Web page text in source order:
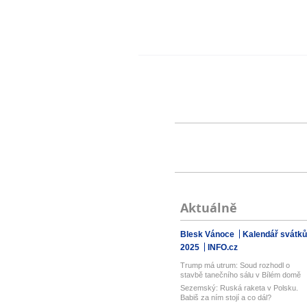
Aktuálně
Blesk Vánoce
Kalendář svátků
2025
INFO.cz
Trump má utrum: Soud rozhodl o
stavbě tanečního sálu v Bílém domě
Sezemský: Ruská raketa v Polsku.
Babiš za ním stojí a co dál?